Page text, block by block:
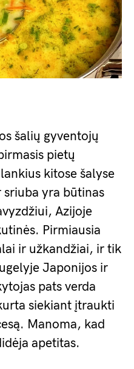
šalių gyventojų
pietų
kitose šalyse
sriuba yra būtinas
Azijoje
Pirmiausia
ir užkandžiai, ir tik
Japonijos ir
pats verda
siekiant įtraukti
Manoma, kad
apetitas.